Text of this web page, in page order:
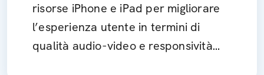
risorse iPhone e iPad per migliorare
l’esperienza utente in termini di
qualità audio-video e responsività